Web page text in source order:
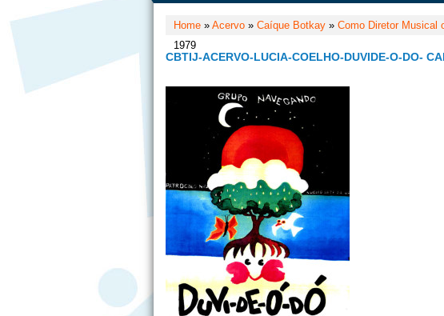
Home » Acervo » Caíque Botkay » Como Diretor Musical
1979
CBTIJ-ACERVO-LUCIA-COELHO-DUVIDE-O-DO-